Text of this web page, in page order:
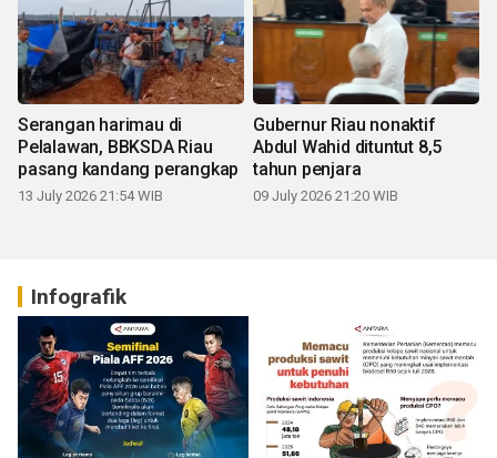
Serangan harimau di
Pelalawan, BBKSDA Riau
pasang kandang perangkap
13 July 2026 21:54 WIB
Gubernur Riau nonaktif
Abdul Wahid dituntut 8,5
tahun penjara
09 July 2026 21:20 WIB
Infografik